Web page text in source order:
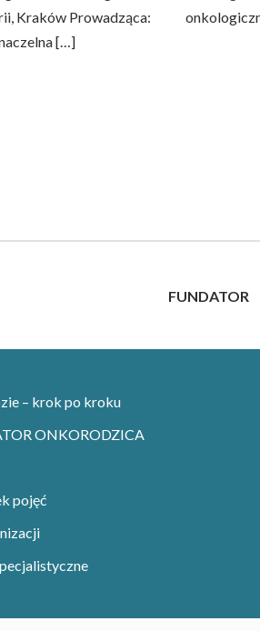
Kraków Prowadząca:
[…]
FUNDATOR
– krok po kroku
ONKORODZICA
pojęć